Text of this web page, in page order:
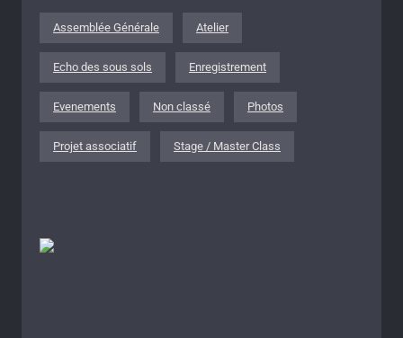
Assemblée Générale Atelier
Echo des sous sols Enregistrement
Evenements Non classé Photos
Projet associatif Stage / Master Class